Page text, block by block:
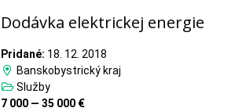
Dodávka elektrickej energie
Pridané: 18. 12. 2018
Banskobystrický kraj
Služby
7 000 — 35 000 €